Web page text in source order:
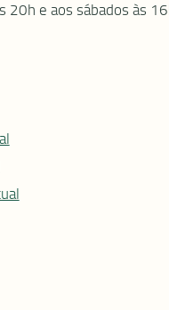
20h e aos sábados às